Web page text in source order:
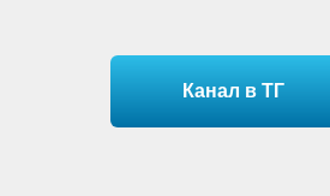
Канал в ТГ